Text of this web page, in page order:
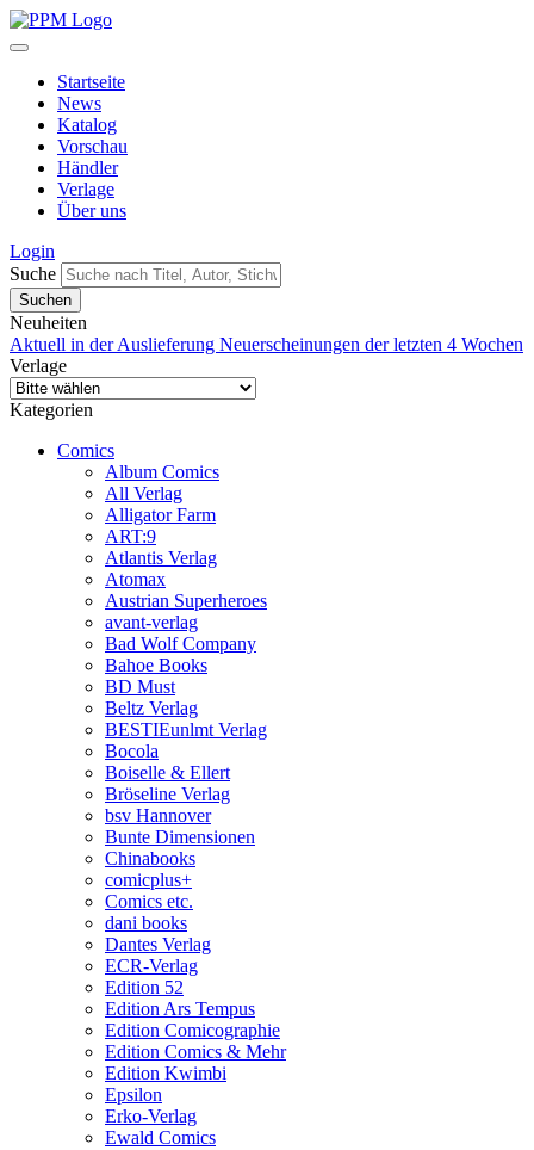
Startseite
News
Katalog
Vorschau
Händler
Verlage
Über uns
Login
Suche
Neuheiten
Aktuell in der Auslieferung Neuerscheinungen der letzten 4 Wochen
Verlage
Kategorien
Comics
Album Comics
All Verlag
Alligator Farm
ART:9
Atlantis Verlag
Atomax
Austrian Superheroes
avant-verlag
Bad Wolf Company
Bahoe Books
BD Must
Beltz Verlag
BESTIEunlmt Verlag
Bocola
Boiselle & Ellert
Bröseline Verlag
bsv Hannover
Bunte Dimensionen
Chinabooks
comicplus+
Comics etc.
dani books
Dantes Verlag
ECR-Verlag
Edition 52
Edition Ars Tempus
Edition Comicographie
Edition Comics & Mehr
Edition Kwimbi
Epsilon
Erko-Verlag
Ewald Comics